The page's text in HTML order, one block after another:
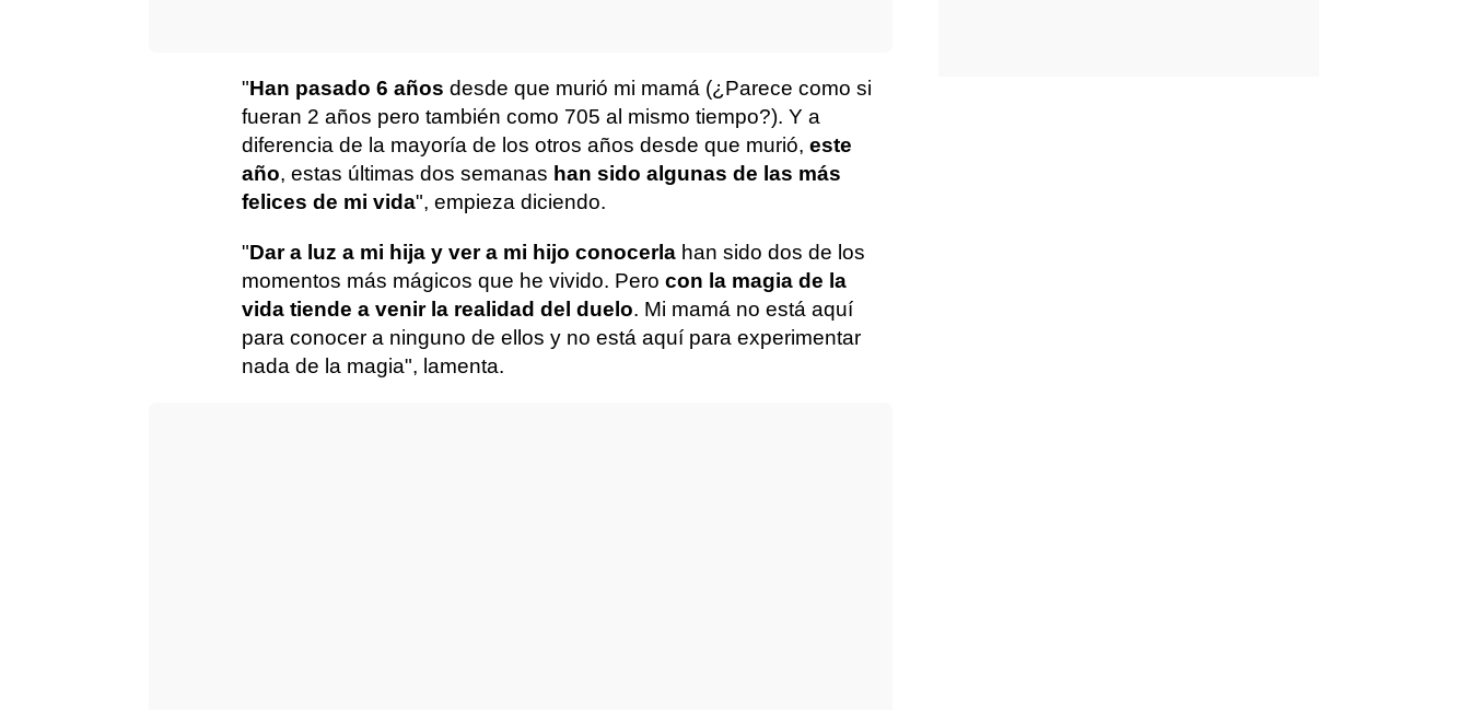
"Han pasado 6 años desde que murió mi mamá (¿Parece como si
fueran 2 años pero también como 705 al mismo tiempo?). Y a
diferencia de la mayoría de los otros años desde que murió, este
año, estas últimas dos semanas han sido algunas de las más
felices de mi vida", empieza diciendo.
"Dar a luz a mi hija y ver a mi hijo conocerla han sido dos de los
momentos más mágicos que he vivido. Pero con la magia de la
vida tiende a venir la realidad del duelo. Mi mamá no está aquí
para conocer a ninguno de ellos y no está aquí para experimentar
nada de la magia", lamenta.